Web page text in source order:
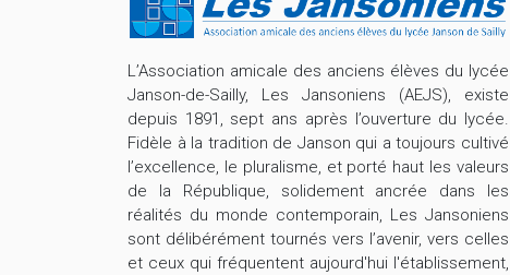
L’Association amicale des anciens élèves du lycée
Janson-de-Sailly, Les Jansoniens (AEJS), existe
depuis 1891, sept ans après l’ouverture du lycée.
Fidèle à la tradition de Janson qui a toujours cultivé
l’excellence, le pluralisme, et porté haut les valeurs
de la République, solidement ancrée dans les
réalités du monde contemporain, Les Jansoniens
sont délibérément tournés vers l’avenir, vers celles
et ceux qui fréquentent aujourd'hui l'établissement,